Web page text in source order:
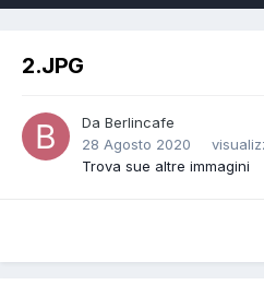
2.JPG
Da Berlincafe
28 Agosto 2020
Trova sue altre immagini